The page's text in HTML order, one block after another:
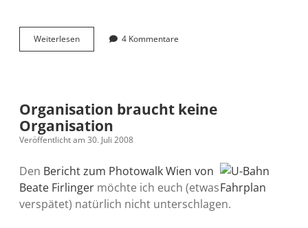
WeiterlesenHabe
ich
4 Kommentare
Organisation braucht keine
Organisation
Veröffentlicht am 30. Juli 2008
Den Bericht zum Photowalk Wien von
Beate Firlinger möchte ich euch (etwas
verspätet) natürlich nicht unterschlagen.